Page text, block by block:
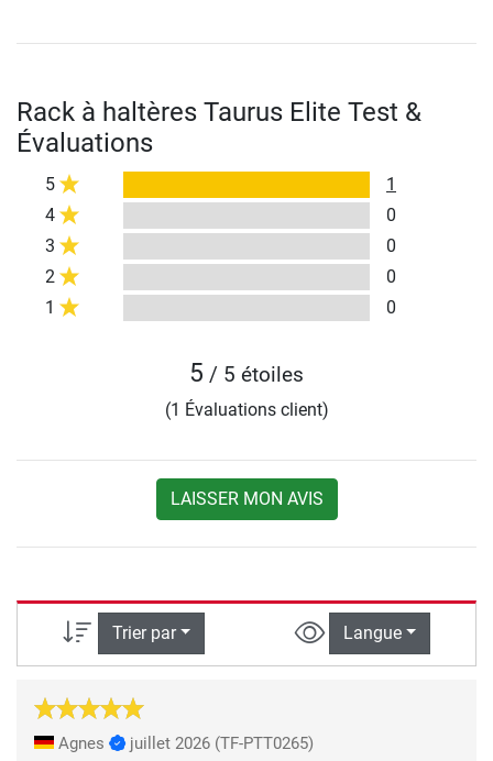
Rack à haltères Taurus Elite Test &
Évaluations
5
1
4
0
3
0
2
0
1
0
5 / 5 étoiles
(1 Évaluations client)
LAISSER MON AVIS
Trier par Langue
Agnes juillet 2026 (TF-PTT0265)